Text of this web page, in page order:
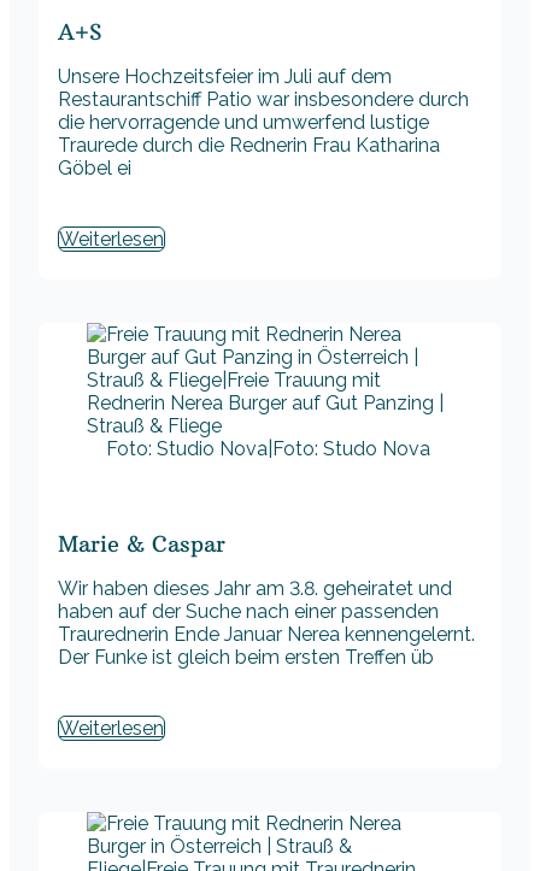
A+S
Unsere Hochzeitsfeier im Juli auf dem
Restaurantschiff Patio war insbesondere durch
die hervorragende und umwerfend lustige
Traurede durch die Rednerin Frau Katharina
Göbel ei
Weiterlesen
Foto: Studio Nova|Foto: Studo Nova
Marie & Caspar
Wir haben dieses Jahr am 3.8. geheiratet und
haben auf der Suche nach einer passenden
Traurednerin Ende Januar Nerea kennengelernt.
Der Funke ist gleich beim ersten Treffen üb
Weiterlesen